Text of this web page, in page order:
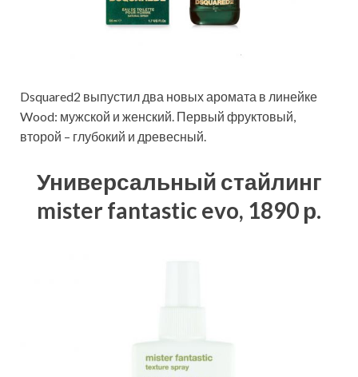
Dsquared2 выпустил два новых аромата в линейке
Wood: мужской и женский. Первый фруктовый,
второй – глубокий и древесный.
Универсальный стайлинг
mister fantastic evo, 1890 р.